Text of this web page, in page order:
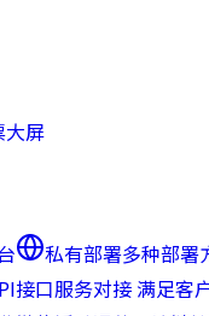
大屏
私有部署多种部署
接口服务对接 满足客